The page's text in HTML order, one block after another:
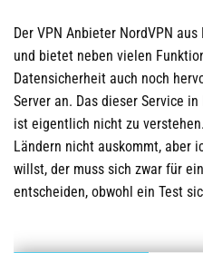
Der VPN Anbieter NordVPN
und bietet neben vielen
Datensicherheit auch noch
Server an. Das dieser Service
ist eigentlich nicht zu
Ländern nicht auskommt, aber
willst, der muss sich zwar für
entscheiden, obwohl ein Test